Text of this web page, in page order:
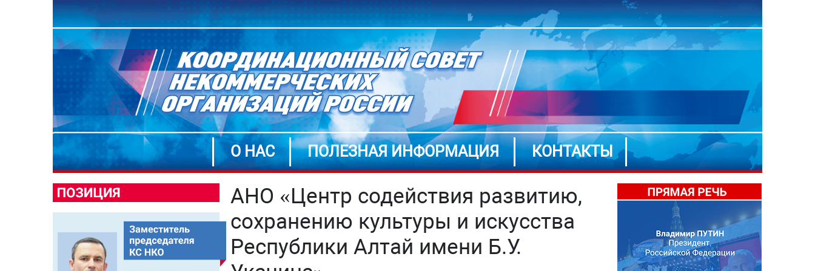
О НАС ПОЛЕЗНАЯ ИНФОРМАЦИЯ КОНТАКТЫ
АНО «Центр содействия развитию,
сохранению культуры и искусства
Республики Алтай имени Б.У.